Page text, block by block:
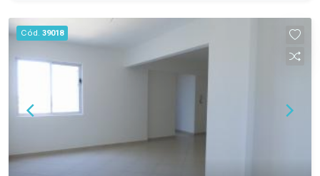
Cód. 39018